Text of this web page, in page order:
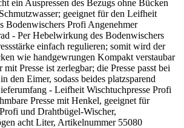
ein Auspressen des Bezugs ohne Bücken
geeignet für den Leifheit
Bodenwischers Profi Angenehmer
- Per Hebelwirkung des Bodenwischers
einfach regulieren; somit wird der
wie handgewrungen Kompakt verstaubar
Presse ist zerlegbar; die Presse passt bei
den Eimer, sodass beides platzsparend
- Leifheit Wischtuchpresse Profi
Presse mit Henkel, geeignet für
und Drahtbügel-Wischer,
acht Liter, Artikelnummer 55080